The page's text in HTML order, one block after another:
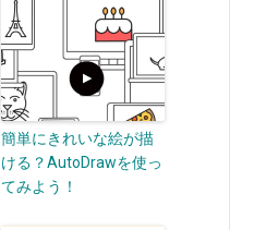
簡単にきれいな絵が描
ける？AutoDrawを使っ
てみよう！